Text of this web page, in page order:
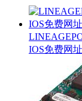
IOS免费网